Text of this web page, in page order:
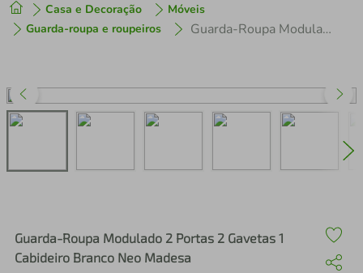
Casa e Decoração
Móveis
Guarda-roupa e roupeiros
Guarda-Roupa Modulado 2 Portas 2 Gavetas 1 Cabideiro Branco Neo Madesa
Guarda-Roupa Modulado 2 Portas 2 Gavetas 1
Cabideiro Branco Neo Madesa
1º tenis
3º perfume